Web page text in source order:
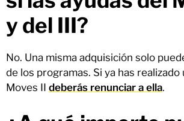
y del III?
No. Una misma adquisición solo
de los programas. Si ya has
Moves II deberás renunciar a ella.